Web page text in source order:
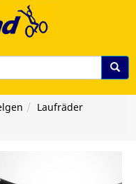
Laufräder